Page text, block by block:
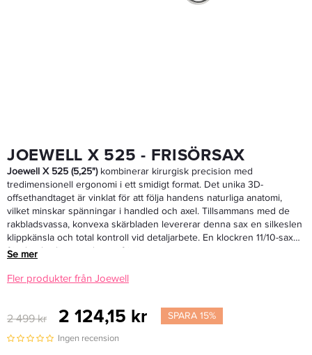
Schwarzkopf Professional BC Bonacure R-TWO Renewal Sealer 145ml
JOEWELL X 525 - FRISÖRSAX
Joewell X 525 (5,25")kombinerar kirurgisk precision med
tredimensionell ergonomi i ett smidigt format. Det unika 3D-
offsethandtaget är vinklat för att följa handens naturliga anatomi,
vilket minskar spänningar i handled och axel. Tillsammans med de
rakbladsvassa, konvexa skärbladen levererar denna sax en silkeslen
klippkänsla och total kontroll vid detaljarbete. En klockren 11/10-sax
för den kvalitetsmedvetna frisören.
Se mer
Fler produkter från Joewell
2 499 kr 2 124,15 kr SPARA 15%
Ingen recension